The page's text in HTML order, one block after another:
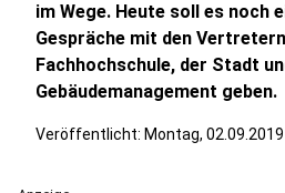
im Wege. Heute soll es noch
Gespräche mit den
Fachhochschule, der Stadt
Gebäudemanagement geben.
Veröffentlicht: Montag,